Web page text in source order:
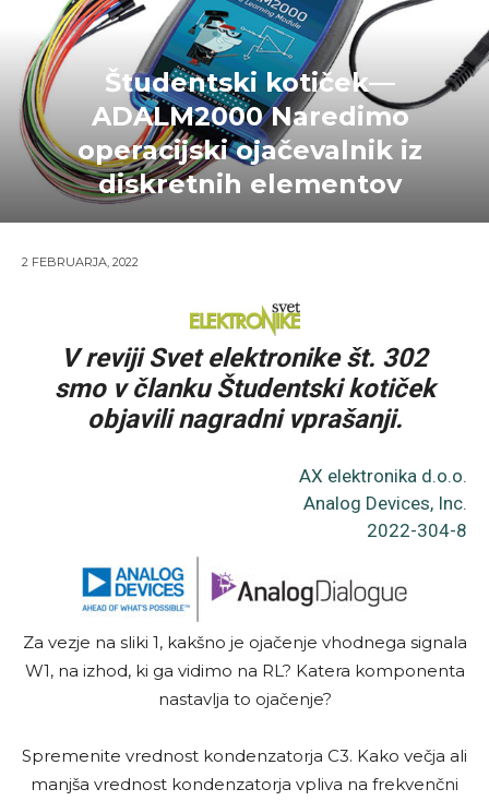
Študentski kotiček—
ADALM2000 Naredimo
operacijski ojačevalnik iz
diskretnih elementov
2 FEBRUARJA, 2022
V reviji Svet elektronike št. 302
smo v članku Študentski kotiček
objavili nagradni vprašanji.
AX elektronika d.o.o.
Analog Devices, Inc.
2022-304-8
Za vezje na sliki 1, kakšno je ojačenje vhodnega signala
W1, na izhod, ki ga vidimo na RL? Katera komponenta
nastavlja to ojačenje?
Spremenite vrednost kondenzatorja C3. Kako večja ali
manjša vrednost kondenzatorja vpliva na frekvenčni